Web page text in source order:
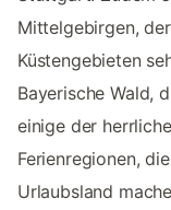
Mittelgebirgen,
Küstengebieten
Bayerische Wald,
einige der
Ferienregionen,
Urlaubsland